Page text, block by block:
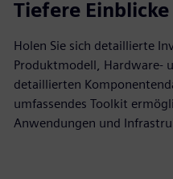
Tiefere Einblicke
Holen Sie sich detaillierte
Produktmodell, Hardware-
detaillierten
umfassendes Toolkit
Anwendungen und